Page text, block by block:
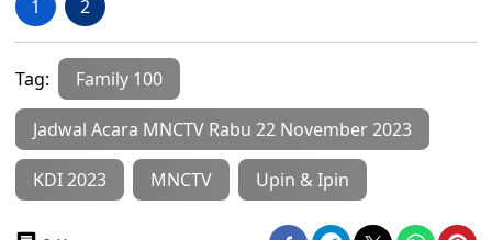
1 2
Tag: Family 100
Jadwal Acara MNCTV Rabu 22 November 2023
KDI 2023 MNCTV Upin & Ipin